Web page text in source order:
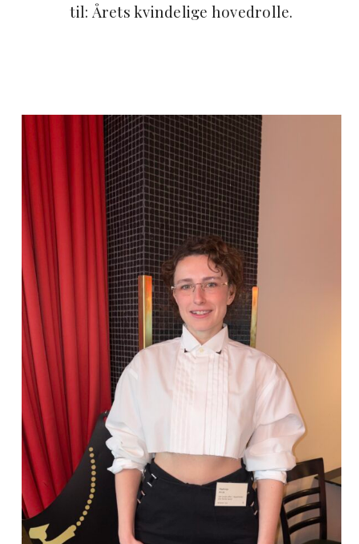
til: Årets kvindelige hovedrolle.